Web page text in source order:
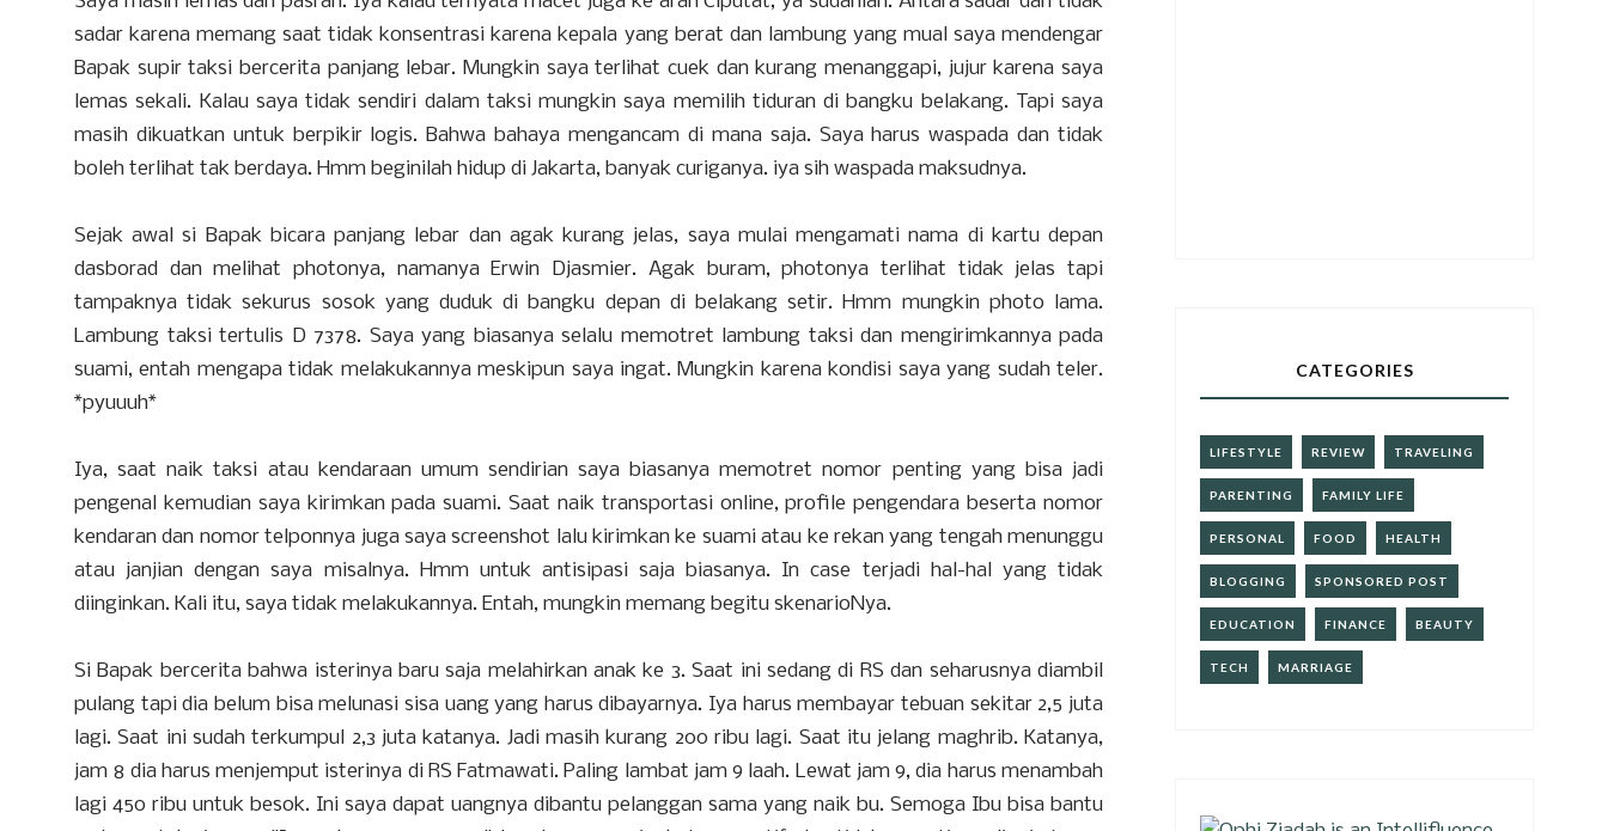
sadar karena memang saat tidak konsentrasi karena kepala yang berat dan lambung yang mual saya mendengar
Bapak supir taksi bercerita panjang lebar. Mungkin saya terlihat cuek dan kurang menanggapi, jujur karena saya
lemas sekali. Kalau saya tidak sendiri dalam taksi mungkin saya memilih tiduran di bangku belakang. Tapi saya
masih dikuatkan untuk berpikir logis. Bahwa bahaya mengancam di mana saja. Saya harus waspada dan tidak
boleh terlihat tak berdaya. Hmm beginilah hidup di Jakarta, banyak curiganya. iya sih waspada maksudnya.
Sejak awal si Bapak bicara panjang lebar dan agak kurang jelas, saya mulai mengamati nama di kartu depan
dasborad dan melihat photonya, namanya Erwin Djasmier. Agak buram, photonya terlihat tidak jelas tapi
tampaknya tidak sekurus sosok yang duduk di bangku depan di belakang setir. Hmm mungkin photo lama.
Lambung taksi tertulis D 7378. Saya yang biasanya selalu memotret lambung taksi dan mengirimkannya pada
suami, entah mengapa tidak melakukannya meskipun saya ingat. Mungkin karena kondisi saya yang sudah teler.
*pyuuuh*
Iya, saat naik taksi atau kendaraan umum sendirian saya biasanya memotret nomor penting yang bisa jadi
pengenal kemudian saya kirimkan pada suami. Saat naik transportasi online, profile pengendara beserta nomor
kendaran dan nomor telponnya juga saya screenshot lalu kirimkan ke suami atau ke rekan yang tengah menunggu
atau janjian dengan saya misalnya. Hmm untuk antisipasi saja biasanya. In case terjadi hal-hal yang tidak
diinginkan. Kali itu, saya tidak melakukannya. Entah, mungkin memang begitu skenarioNya.
Si Bapak bercerita bahwa isterinya baru saja melahirkan anak ke 3. Saat ini sedang di RS dan seharusnya diambil
pulang tapi dia belum bisa melunasi sisa uang yang harus dibayarnya. Iya harus membayar tebuan sekitar 2,5 juta
lagi. Saat ini sudah terkumpul 2,3 juta katanya. Jadi masih kurang 200 ribu lagi. Saat itu jelang maghrib. Katanya,
jam 8 dia harus menjemput isterinya di RS Fatmawati. Paling lambat jam 9 laah. Lewat jam 9, dia harus menambah
lagi 450 ribu untuk besok. Ini saya dapat uangnya dibantu pelanggan sama yang naik bu. Semoga Ibu bisa bantu
CATEGORIES
LIFESTYLE REVIEW TRAVELING
PARENTING FAMILY LIFE
PERSONAL FOOD HEALTH
BLOGGING SPONSORED POST
EDUCATION FINANCE BEAUTY
TECH MARRIAGE